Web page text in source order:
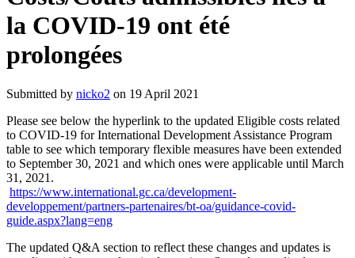
la COVID-19 ont été
prolongées
Submitted by nicko2 on 19 April 2021
Please see below the hyperlink to the updated Eligible costs related
to COVID-19 for International Development Assistance Program
table to see which temporary flexible measures have been extended
to September 30, 2021 and which ones were applicable until March
31, 2021.
https://www.international.gc.ca/development-
developpement/partners-partenaires/bt-oa/guidance-covid-
guide.aspx?lang=eng
The updated Q&A section to reflect these changes and updates is